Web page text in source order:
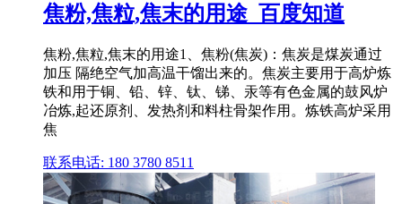
焦粉,焦粒,焦末的用途_百度知道
焦粉,焦粒,焦末的用途1、焦粉(焦炭)：焦炭是煤炭通过
加压 隔绝空气加高温干馏出来的。焦炭主要用于高炉炼
铁和用于铜、铅、锌、钛、锑、汞等有色金属的鼓风炉
冶炼,起还原剂、发热剂和料柱骨架作用。炼铁高炉采用
焦
联系电话: 180 3780 8511